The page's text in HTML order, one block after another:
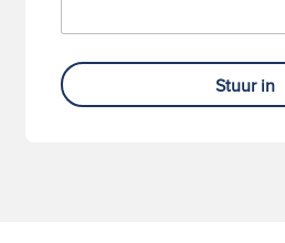
Stuur in